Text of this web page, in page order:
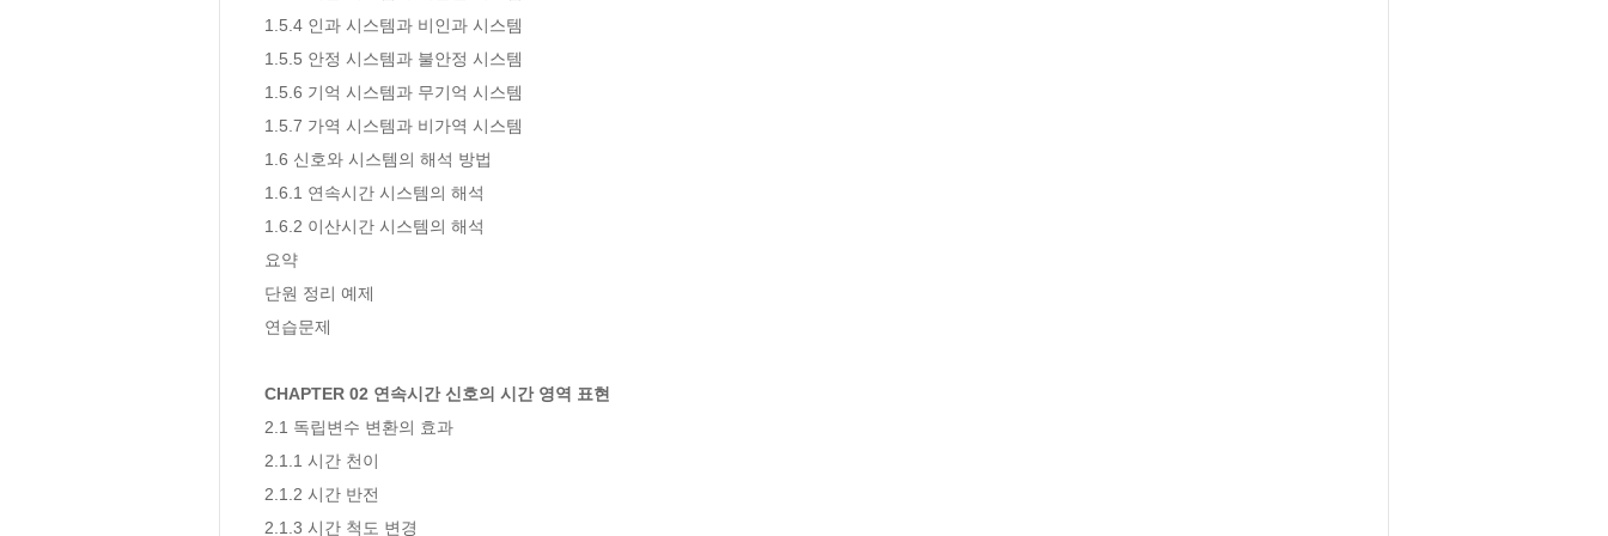
1.5.4 인과 시스템과 비인과 시스템
1.5.5 안정 시스템과 불안정 시스템
1.5.6 기억 시스템과 무기억 시스템
1.5.7 가역 시스템과 비가역 시스템
1.6 신호와 시스템의 해석 방법
1.6.1 연속시간 시스템의 해석
1.6.2 이산시간 시스템의 해석
요약
단원 정리 예제
연습문제
CHAPTER 02 연속시간 신호의 시간 영역 표현
2.1 독립변수 변환의 효과
2.1.1 시간 천이
2.1.2 시간 반전
2.1.3 시간 척도 변경